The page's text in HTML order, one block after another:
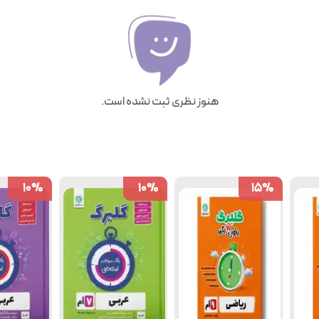
هنوز نظری ثبت نشده است.
15%
15%
10%
10%
10%
10%